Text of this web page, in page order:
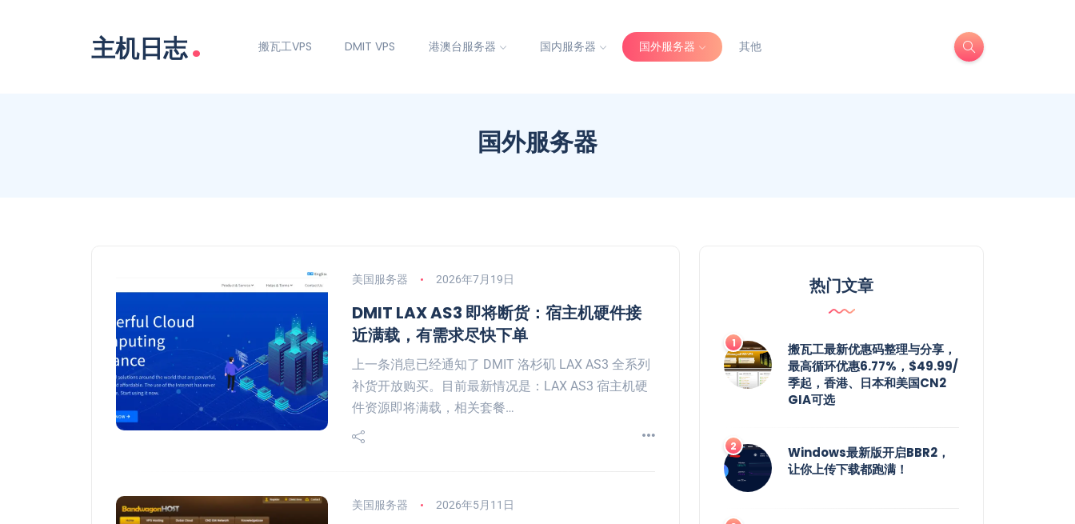
主机日志. 搬瓦工VPS DMIT VPS 港澳台服务器 国内服务器 国外服务器 其他
国外服务器
美国服务器 2026年7月19日
DMIT LAX AS3 即将断货：宿主机硬件接
近满载，有需求尽快下单
上一条消息已经通知了 DMIT 洛杉矶 LAX AS3 全系列
补货开放购买。目前最新情况是：LAX AS3 宿主机硬
件资源即将满载，相关套餐…
美国服务器 2026年5月11日
热门文章
搬瓦工最新优惠码整理与分享，
最高循环优惠6.77%，$49.99/
季起，香港、日本和美国CN2
GIA可选
Windows最新版开启BBR2，
让你上传下载都跑满！